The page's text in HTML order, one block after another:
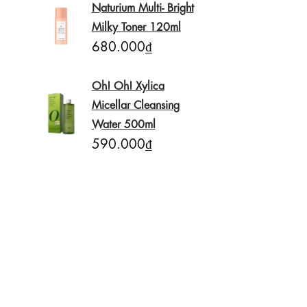
Naturium Multi- Bright
Milky Toner 120ml
680.000₫
Oh! Oh! Xylica
Micellar Cleansing
Water 500ml
590.000₫